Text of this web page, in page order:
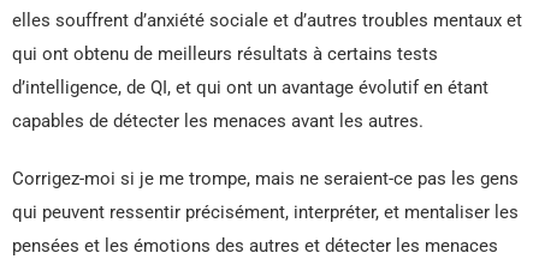
elles souffrent d’anxiété sociale et d’autres troubles mentaux et
qui ont obtenu de meilleurs résultats à certains tests
d’intelligence, de QI, et qui ont un avantage évolutif en étant
capables de détecter les menaces avant les autres.
Corrigez-moi si je me trompe, mais ne seraient-ce pas les gens
qui peuvent ressentir précisément, interpréter, et mentaliser les
pensées et les émotions des autres et détecter les menaces